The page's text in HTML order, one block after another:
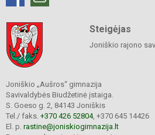
Steigėjas
Joniškio rajono
Joniškio „Aušros“ gimnazija
Savivaldybės Biudžetinė įstaiga.
S. Goeso g. 2, 84143 Joniškis
Tel./ faks. +370 426 52804, +370 645 14426
El. p. rastine@joniskiogimnazija.lt